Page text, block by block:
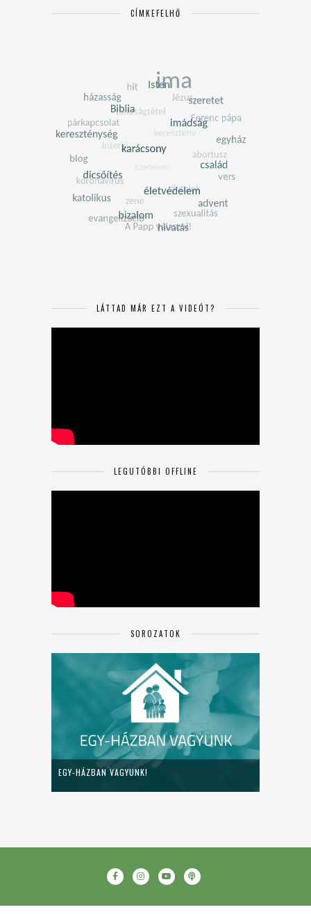
CÍMKEFELHŐ
LÁTTAD MÁR EZT A VIDEÓT?
LEGUTÓBBI OFFLINE
SOROZATOK
EGY-HÁZBAN VAGYUNK!